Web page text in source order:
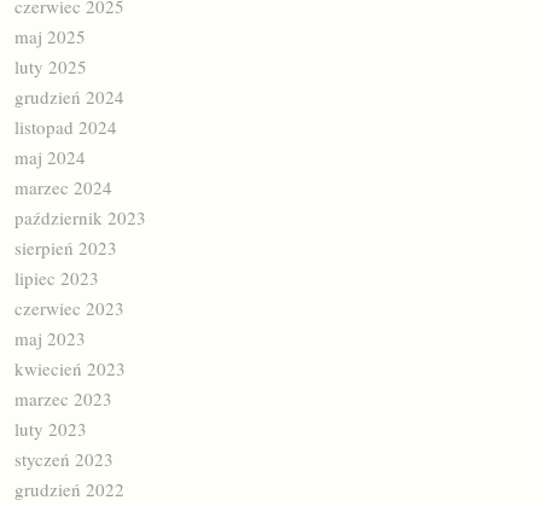
czerwiec 2025
maj 2025
luty 2025
grudzień 2024
listopad 2024
maj 2024
marzec 2024
październik 2023
sierpień 2023
lipiec 2023
czerwiec 2023
maj 2023
kwiecień 2023
marzec 2023
luty 2023
styczeń 2023
grudzień 2022